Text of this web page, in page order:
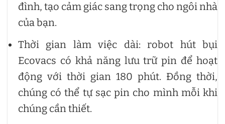
đình, tạo cảm giác sang trọng cho ngôi nhà
của bạn.
Thời gian làm việc dài: robot hút bụi
Ecovacs có khả năng lưu trữ pin để hoạt
động với thời gian 180 phút. Đồng thời,
chúng có thể tự sạc pin cho mình mỗi khi
chúng cần thiết.